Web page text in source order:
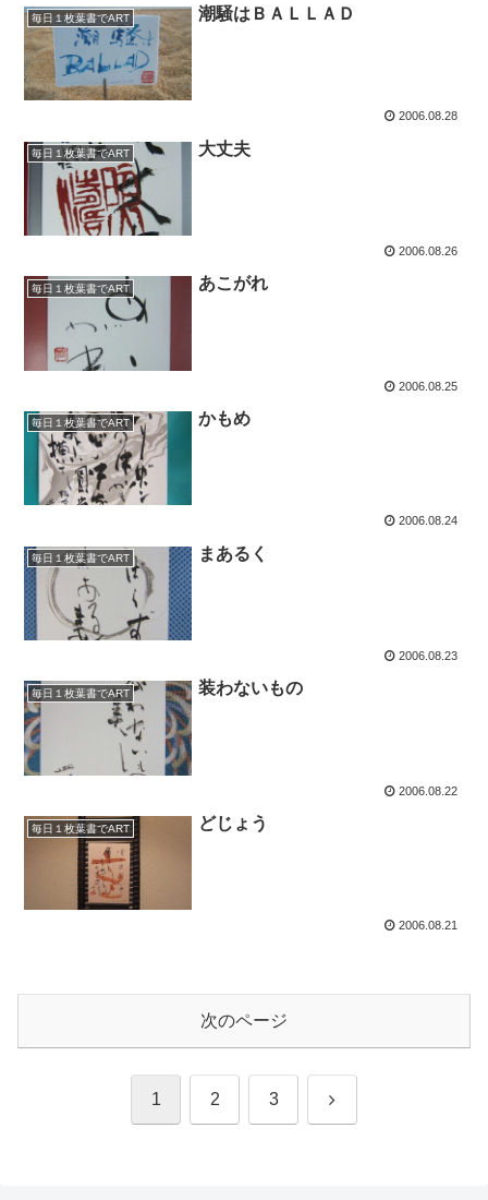
毎日１枚葉書でART 潮騒はＢＡＬＬＡＤ
2006.08.28
毎日１枚葉書でART 大丈夫
2006.08.26
毎日１枚葉書でART あこがれ
2006.08.25
毎日１枚葉書でART かもめ
2006.08.24
毎日１枚葉書でART まあるく
2006.08.23
毎日１枚葉書でART 装わないもの
2006.08.22
毎日１枚葉書でART どじょう
2006.08.21
次のページ
1 2 3 次